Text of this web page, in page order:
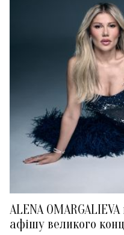
ALENA
афішу великого